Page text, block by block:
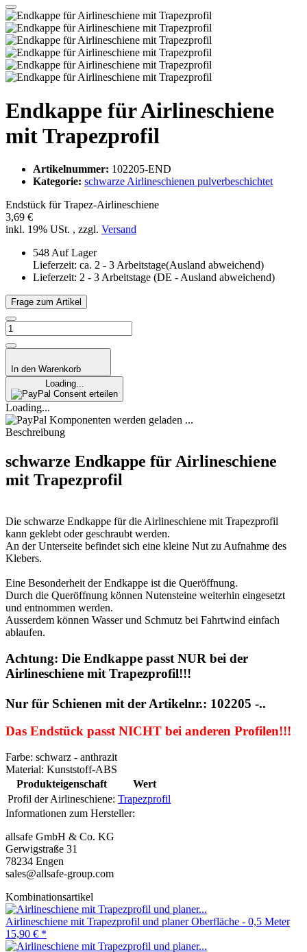
Endkappe für Airlineschiene
mit Trapezprofil
Artikelnummer: 102205-END
Kategorie: schwarze Airlineschienen pulverbeschichtet
Endstück für Trapez-Airlineschiene
3,69 €
inkl. 19% USt. , zzgl. Versand
548 Auf Lager
Lieferzeit: ca. 2 - 3 Arbeitstage(Ausland abweichend)
Lieferzeit: 2 - 3 Arbeitstage (DE - Ausland abweichend)
Frage zum Artikel
In den Warenkorb
Loading...
Consent erteilen
Loading...
Komponenten werden geladen ...
Beschreibung
schwarze Endkappe für Airlineschiene
mit Trapezprofil
Die schwarze Endkappe für die Airlineschiene mit Trapezprofil
kann geklebt oder geschraubt werden.
An der Unterseite befindet sich eine kleine Nut zu Aufnahme des
Klebers.
Eine Besonderheit der Endkappe ist die Queröffnung.
Durch die Queröffnung können Nutensteine weiterhin eingesetzt
und entnommen werden.
Ausserdem können Wasser und Schmutz bei Fahrtwind einfach
ablaufen.
Achtung: Die Endkappe passt NUR bei der
Airlineschiene mit Trapezprofil!!!
Nur für Schienen mit der Artikelnr.: 102205 -..
Das Endstück passt NICHT bei anderen Profilen!!!
Farbe: schwarz - anthrazit
Material: Kunststoff-ABS
Produkteigenschaft
Wert
Profil der Airlineschiene: Trapezprofil
Informationen zum Hersteller:
allsafe GmbH & Co. KG
Gerwigstraße 31
78234 Engen
sales@allsafe-group.com
Kombinationsartikel
Airlineschiene mit Trapezprofil und planer Oberfläche - 0,5 Meter
15,90 € *